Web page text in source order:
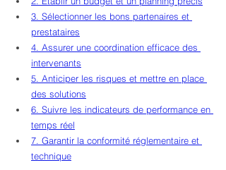
3. Sélectionner les bons partenaires et
prestataires
4. Assurer une coordination efficace des
intervenants
5. Anticiper les risques et mettre en place
des solutions
6. Suivre les indicateurs de performance en
temps réel
7. Garantir la conformité réglementaire et
technique